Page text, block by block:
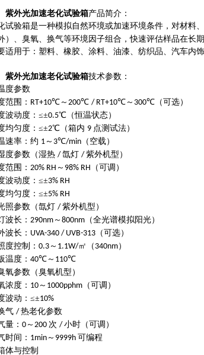
紫外光加速老化试验箱产品简介 ：
试验箱是一种模拟自然环境或加速环境条件，对材料
）、臭氧、换气等环境因子组合，快速评估样品在长
适用于：塑料、橡胶、涂料、油漆、纺织品、汽车内
紫外光加速老化试验箱技术参数 ：
度参数
范围： RT+10℃～ 200℃ / RT+10℃～ 300℃（可选）
波动度： ≤±0.5℃（恒温状态）
均匀度： ≤±2℃（箱内 9 点测试法）
速率：约 1 ～ 3℃/min （空载）
度参数（湿热 / 氙灯 / 紫外机型）
范围： 20% RH ～ 98% RH （可调）
波动度： ≤±3% RH
均匀度： ≤±5% RH
照参数（氙灯 / 紫外机型）
波长： 290nm ～ 800nm （全光谱模拟阳光）
波长： UVA-340 / UVB-313 （可选）
度控制： 0.3 ～ 1.1W/㎡（ 340nm）
温度： 40℃～ 110℃
氧参数（臭氧机型）
浓度： 10 ～ 1000pphm （可调）
波动： ≤±10%
气 / 热老化参数
量： 0 ～ 200 次 / 小时（可调）
时间： 1min ～ 9999h 可编程
体与控制